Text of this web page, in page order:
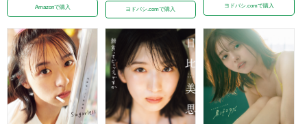
Amazonで購入 ヨドバシ.comで購入
ヨドバシ.comで購入